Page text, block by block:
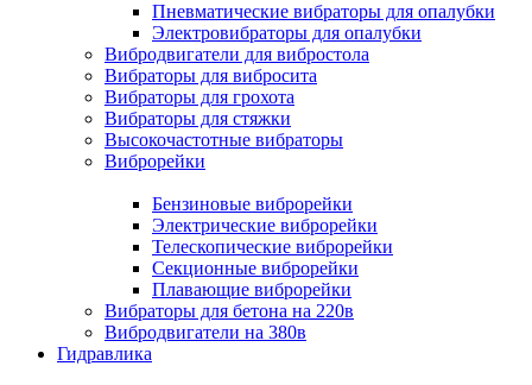
Пневматические вибраторы для опалубки
Электровибраторы для опалубки
Вибродвигатели для вибростола
Вибраторы для вибросита
Вибраторы для грохота
Вибраторы для стяжки
Высокочастотные вибраторы
Виброрейки
Бензиновые виброрейки
Электрические виброрейки
Телескопические виброрейки
Секционные виброрейки
Плавающие виброрейки
Вибраторы для бетона на 220в
Вибродвигатели на 380в
Гидравлика